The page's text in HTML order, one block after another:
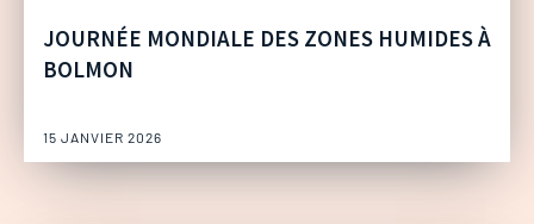
JOURNÉE MONDIALE DES ZONES HUMIDES À
BOLMON
15 JANVIER 2026